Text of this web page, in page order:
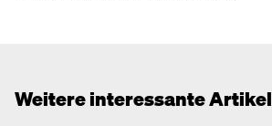
Weitere interessante Artikel